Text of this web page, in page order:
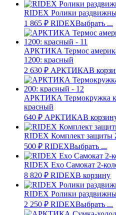
RIDEX Ролики
1 865 ₽ RIDEXВыбрать ...
АРКТИКА Термос
1200: красный
2 630 ₽ АРКТИКАВ
АРКТИКА Термокружка
красный
640 ₽ АРКТИКАВ
RIDEX Комплект защиты
500 ₽ RIDEXВыбрать ...
RIDEX Exo Самокат 2-
8 820 ₽ RIDEXВ корзину
RIDEX Ролики
2 250 ₽ RIDEXВыбрать ...